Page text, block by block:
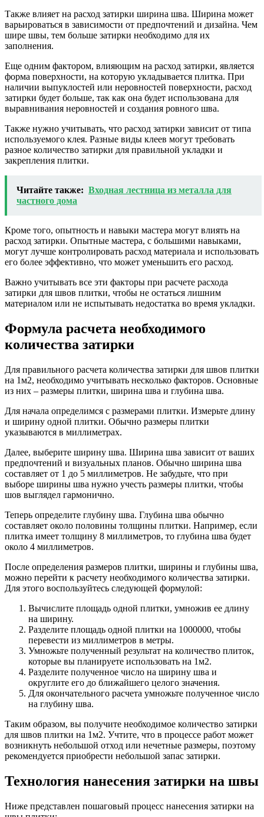
Также влияет на расход затирки ширина шва. Ширина может
варьироваться в зависимости от предпочтений и дизайна. Чем
шире швы, тем больше затирки необходимо для их
заполнения.
Еще одним фактором, влияющим на расход затирки, является
форма поверхности, на которую укладывается плитка. При
наличии выпуклостей или неровностей поверхности, расход
затирки будет больше, так как она будет использована для
выравнивания неровностей и создания ровного шва.
Также нужно учитывать, что расход затирки зависит от типа
используемого клея. Разные виды клеев могут требовать
разное количество затирки для правильной укладки и
закрепления плитки.
Читайте также: Входная лестница из металла для
частного дома
Кроме того, опытность и навыки мастера могут влиять на
расход затирки. Опытные мастера, с большими навыками,
могут лучше контролировать расход материала и использовать
его более эффективно, что может уменьшить его расход.
Важно учитывать все эти факторы при расчете расхода
затирки для швов плитки, чтобы не остаться лишним
материалом или не испытывать недостатка во время укладки.
Формула расчета необходимого
количества затирки
Для правильного расчета количества затирки для швов плитки
на 1м2, необходимо учитывать несколько факторов. Основные
из них – размеры плитки, ширина шва и глубина шва.
Для начала определимся с размерами плитки. Измерьте длину
и ширину одной плитки. Обычно размеры плитки
указываются в миллиметрах.
Далее, выберите ширину шва. Ширина шва зависит от ваших
предпочтений и визуальных планов. Обычно ширина шва
составляет от 1 до 5 миллиметров. Не забудьте, что при
выборе ширины шва нужно учесть размеры плитки, чтобы
шов выглядел гармонично.
Теперь определите глубину шва. Глубина шва обычно
составляет около половины толщины плитки. Например, если
плитка имеет толщину 8 миллиметров, то глубина шва будет
около 4 миллиметров.
После определения размеров плитки, ширины и глубины шва,
можно перейти к расчету необходимого количества затирки.
Для этого воспользуйтесь следующей формулой:
Вычислите площадь одной плитки, умножив ее длину
на ширину.
Разделите площадь одной плитки на 1000000, чтобы
перевести из миллиметров в метры.
Умножьте полученный результат на количество плиток,
которые вы планируете использовать на 1м2.
Разделите полученное число на ширину шва и
округлите его до ближайшего целого значения.
Для окончательного расчета умножьте полученное число
на глубину шва.
Таким образом, вы получите необходимое количество затирки
для швов плитки на 1м2. Учтите, что в процессе работ может
возникнуть небольшой отход или нечетные размеры, поэтому
рекомендуется приобрести небольшой запас затирки.
Технология нанесения затирки на швы
Ниже представлен пошаговый процесс нанесения затирки на